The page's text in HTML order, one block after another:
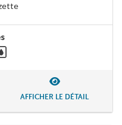
AFFICHER LE DÉTAIL